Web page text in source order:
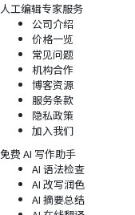
人工编辑专家服务
公司介绍
价格一览
常见问题
机构合作
博客资源
服务条款
隐私政策
加入我们
免费 AI 写作助手
AI 语法检查
AI 改写润色
AI 摘要总结